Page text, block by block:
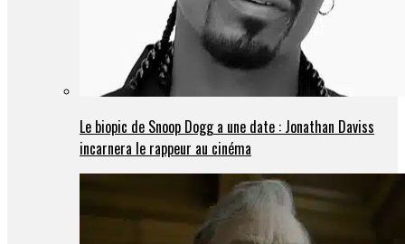
Le biopic de Snoop Dogg a une date : Jonathan Daviss
incarnera le rappeur au cinéma